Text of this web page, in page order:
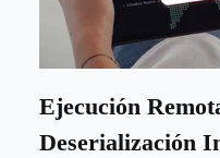
Ejecución
Deserialización